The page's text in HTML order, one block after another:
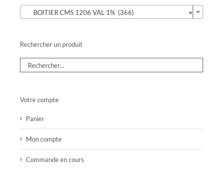
×
BOITIER CMS 1206 VAL 1% (366)
Rechercher un produit
Votre compte
Panier
Mon compte
Commande en cours